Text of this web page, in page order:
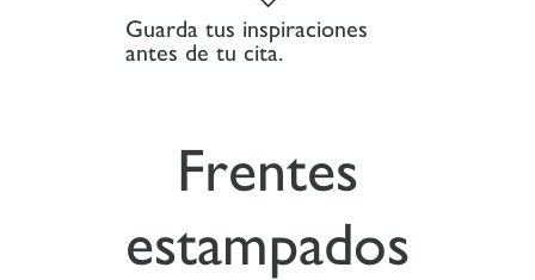
Guarda tus inspiraciones
antes de tu cita.
Frentes
estampados